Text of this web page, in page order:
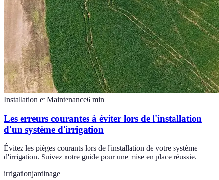
Installation et Maintenance6 min
Les erreurs courantes à éviter lors de l'installation
d'un système d'irrigation
Évitez les pièges courants lors de l'installation de votre système
d'irrigation. Suivez notre guide pour une mise en place réussie.
irrigationjardinage